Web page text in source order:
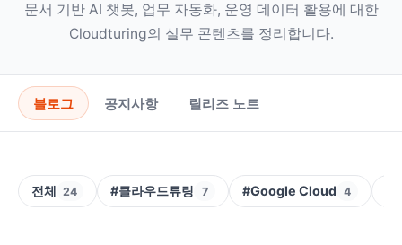
문서 기반 AI 챗봇, 업무 자동화, 운영 데이터 활용에 대한
Cloudturing의 실무 콘텐츠를 정리합니다.
블로그 공지사항 릴리즈 노트
전체 24 #클라우드튜링 7 #Google Cloud 4